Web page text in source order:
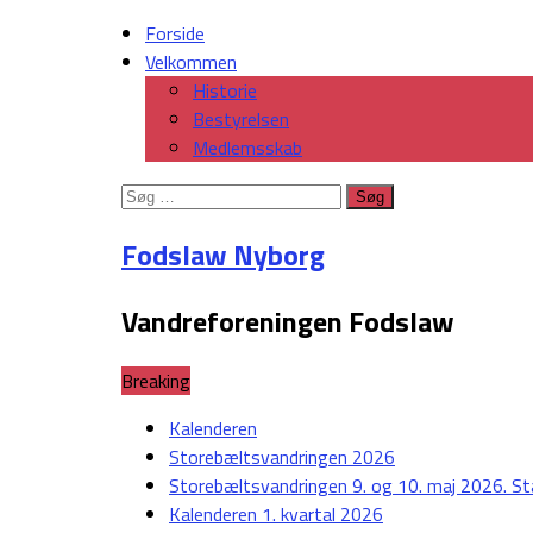
Forside
Velkommen
Historie
Bestyrelsen
Medlemsskab
Søg
Fodslaw Nyborg
Vandreforeningen Fodslaw
Breaking
Kalenderen
Storebæltsvandringen 2026
Storebæltsvandringen 9. og 10. maj 2026.
Kalenderen 1. kvartal 2026